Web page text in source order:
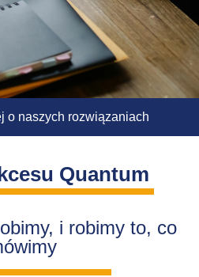
o naszych rozwiązaniach
Quantum
i robimy to, co